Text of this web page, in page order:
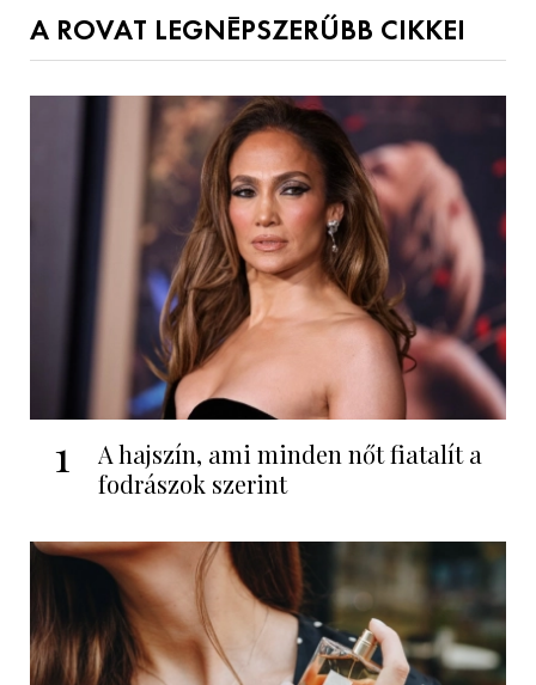
A ROVAT LEGNÉPSZERŰBB CIKKEI
1
A hajszín, ami minden nőt fiatalít a
fodrászok szerint